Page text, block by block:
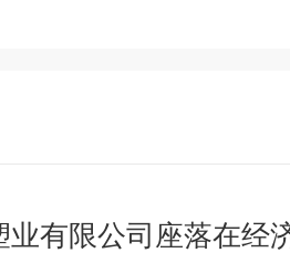
业有限公司座落在经